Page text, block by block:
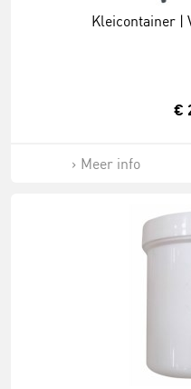
Kleicontainer |
€
Meer info